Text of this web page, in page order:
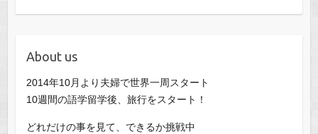
About us
2014年10月より夫婦で世界一周スタート
10週間の語学留学後、旅行をスタート！
どれだけの事を見て、できるか挑戦中